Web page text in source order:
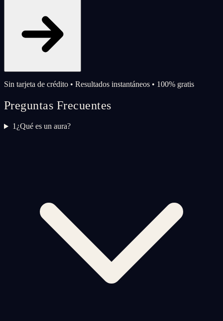
Sin tarjeta de crédito • Resultados instantáneos • 100% gratis
Preguntas Frecuentes
1¿Qué es un aura?